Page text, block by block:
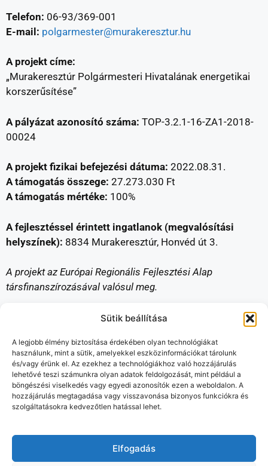
Sütik beállítása
A legjobb élmény biztosítása érdekében olyan technológiákat
használunk, mint a sütik, amelyekkel eszközinformációkat tárolunk
és/vagy érünk el. Az ezekhez a technológiákhoz való hozzájárulás
lehetővé teszi számunkra olyan adatok feldolgozását, mint például a
böngészési viselkedés vagy egyedi azonosítók ezen a weboldalon. A
hozzájárulás megtagadása vagy visszavonása bizonyos funkciókra és
szolgáltatásokra kedvezőtlen hatással lehet.
Elfogadás
Telefon: 06-93/369-001
E-mail: polgarmester@murakeresztur.hu
A projekt címe:
„Murakeresztúr Polgármesteri Hivatalának energetikai
korszerűsítése”
A pályázat azonosító száma: TOP-3.2.1-16-ZA1-2018-
00024
A projekt fizikai befejezési dátuma: 2022.08.31.
A támogatás összege: 27.273.030 Ft
A támogatás mértéke: 100%
A fejlesztéssel érintett ingatlanok (megvalósítási
helyszínek): 8834 Murakeresztúr, Honvéd út 3.
A projekt az Európai Regionális Fejlesztési Alap
társfinanszírozásával valósul meg.